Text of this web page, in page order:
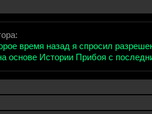
время назад я спросил
основе Истории Прибоя с